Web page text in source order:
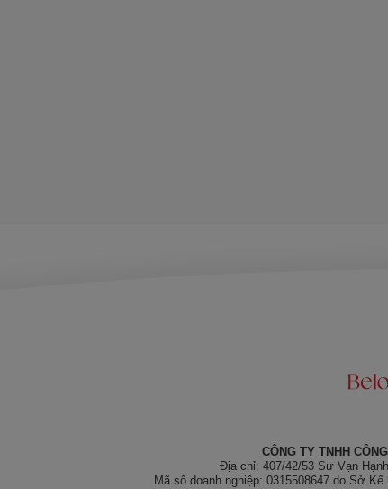
CÔNG TY TNHH
Địa chỉ: 407/42/53 Sư Vạn
Mã số doanh nghiệp: 0315508647 do Sở